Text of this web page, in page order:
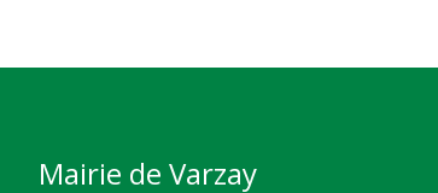
Mairie de Varzay